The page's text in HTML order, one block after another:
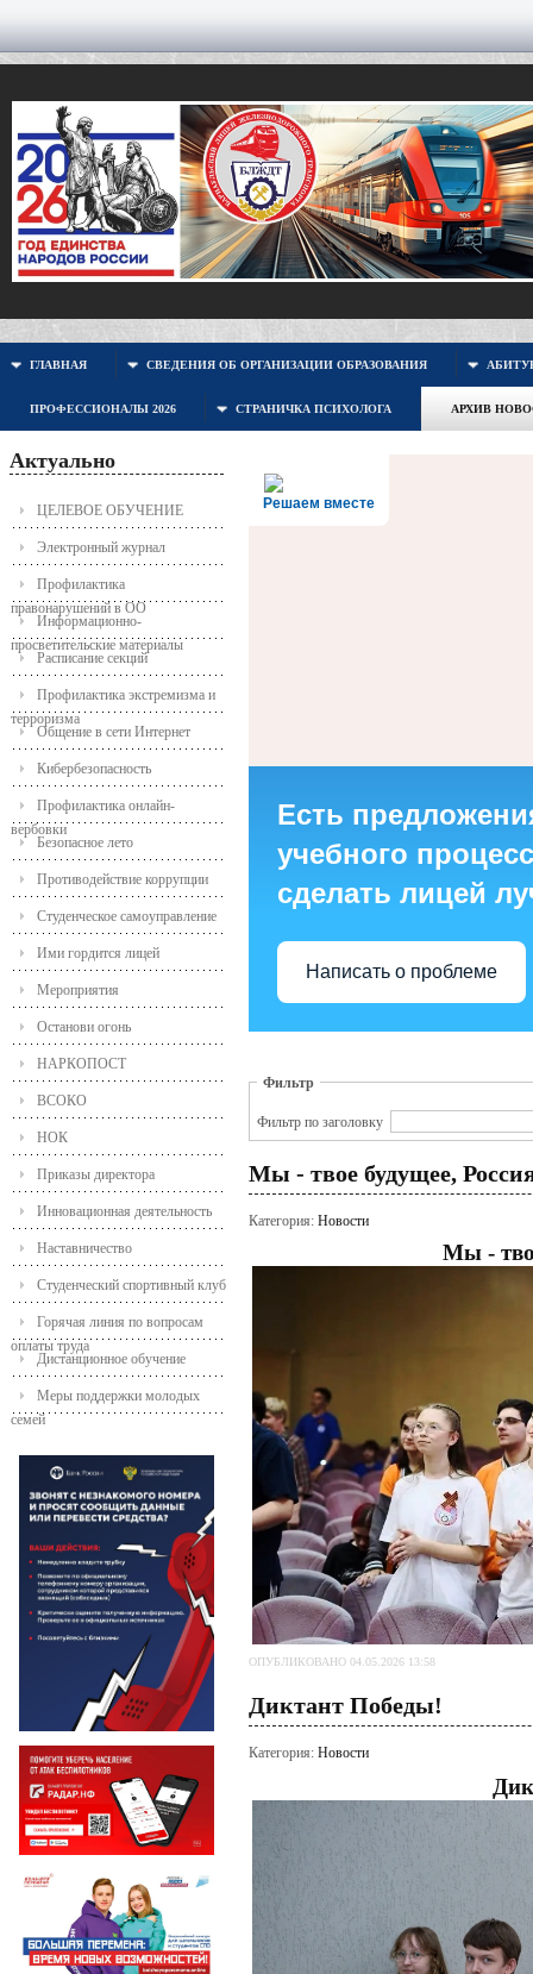
ГЛАВНАЯ СВЕДЕНИЯ ОБ ОРГАНИЗАЦИИ ОБРАЗОВАНИЯ
ПРОФЕССИОНАЛЫ 2026 СТРАНИЧКА ПСИХОЛОГА АРХИВ
Актуально
ЦЕЛЕВОЕ ОБУЧЕНИЕ
Электронный журнал
Профилактика
правонарушений в ОО
Информационно-
просветительские материалы
Расписание секций
Профилактика экстремизма и
терроризма
Общение в сети Интернет
Кибербезопасность
Профилактика онлайн-
вербовки
Безопасное лето
Противодействие коррупции
Студенческое самоуправление
Ими гордится лицей
Мероприятия
Останови огонь
НАРКОПОСТ
ВСОКО
НОК
Приказы директора
Инновационная деятельность
Наставничество
Студенческий спортивный клуб
Горячая линия по вопросам
оплаты труда
Дистанционное обучение
Меры поддержки молодых
семей
Решаем вместе
Есть
учебного
сделать лицей
Написать о проблеме
Фильтр
Фильтр по заголовку
Мы - твое будущее,
Категория: Новости
Мы -
ОПУБЛИКОВАНО 04.05.2026 13:58
Диктант Победы!
Категория: Новости